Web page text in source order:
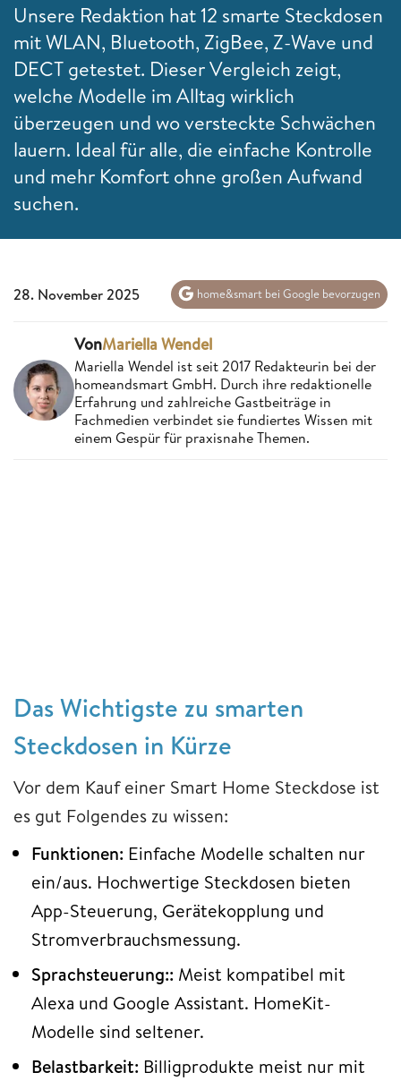
Unsere Redaktion hat 12 smarte Steckdosen
mit WLAN, Bluetooth, ZigBee, Z-Wave und
DECT getestet. Dieser Vergleich zeigt,
welche Modelle im Alltag wirklich
überzeugen und wo versteckte Schwächen
lauern. Ideal für alle, die einfache Kontrolle
und mehr Komfort ohne großen Aufwand
suchen.
28. November 2025 home&smart bei Google bevorzugen
VonMariella Wendel
Mariella Wendel ist seit 2017 Redakteurin bei der
homeandsmart GmbH. Durch ihre redaktionelle
Erfahrung und zahlreiche Gastbeiträge in
Fachmedien verbindet sie fundiertes Wissen mit
einem Gespür für praxisnahe Themen.
Das Wichtigste zu smarten
Steckdosen in Kürze
Vor dem Kauf einer Smart Home Steckdose ist
es gut Folgendes zu wissen:
Funktionen: Einfache Modelle schalten nur
ein/aus. Hochwertige Steckdosen bieten
App-Steuerung, Gerätekopplung und
Stromverbrauchsmessung.
Sprachsteuerung:: Meist kompatibel mit
Alexa und Google Assistant. HomeKit-
Modelle sind seltener.
Belastbarkeit: Billigprodukte meist nur mit